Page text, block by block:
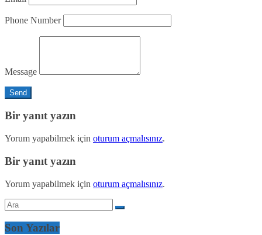
Phone Number
Message
Bir yanıt yazın
Yorum yapabilmek için oturum açmalısınız.
Bir yanıt yazın
Yorum yapabilmek için oturum açmalısınız.
Son Yazılar